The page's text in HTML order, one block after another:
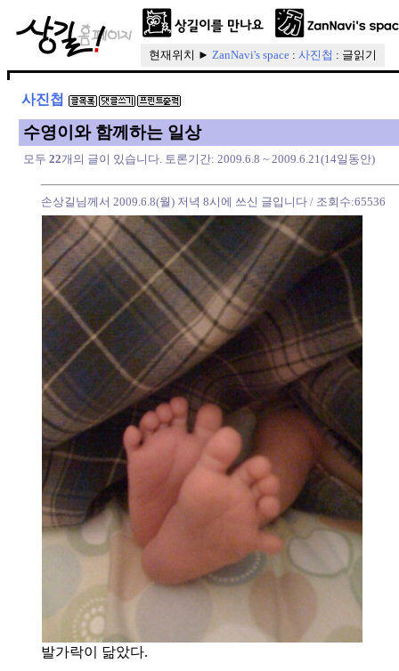
현재위치 ► ZanNavi's space : 사진첩 : 글읽기
사진첩
수영이와 함께하는 일상
모두 22개의 글이 있습니다. 토론기간: 2009.6.8 ~ 2009.6.21(14일동안)
손상길님께서 2009.6.8(월) 저녁 8시에 쓰신 글입니다 / 조회수:65536
발가락이 닮았다.